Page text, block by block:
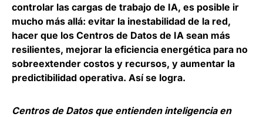
controlar las cargas de trabajo de IA, es posible ir
mucho más allá: evitar la inestabilidad de la red,
hacer que los Centros de Datos de IA sean más
resilientes, mejorar la eficiencia energética para no
sobreextender costos y recursos, y aumentar la
predictibilidad operativa. Así se logra.
Centros de Datos que entienden inteligencia en